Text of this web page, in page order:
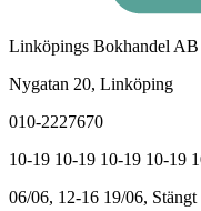
Linköpings Bokhandel AB
Nygatan 20, Linköping
010-2227670
10-19 10-19 10-19 10-19
06/06, 12-16 19/06, Stängt